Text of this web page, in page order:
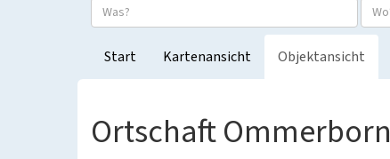
Start Kartenansicht Objektansicht
Ortschaft Ommerborn